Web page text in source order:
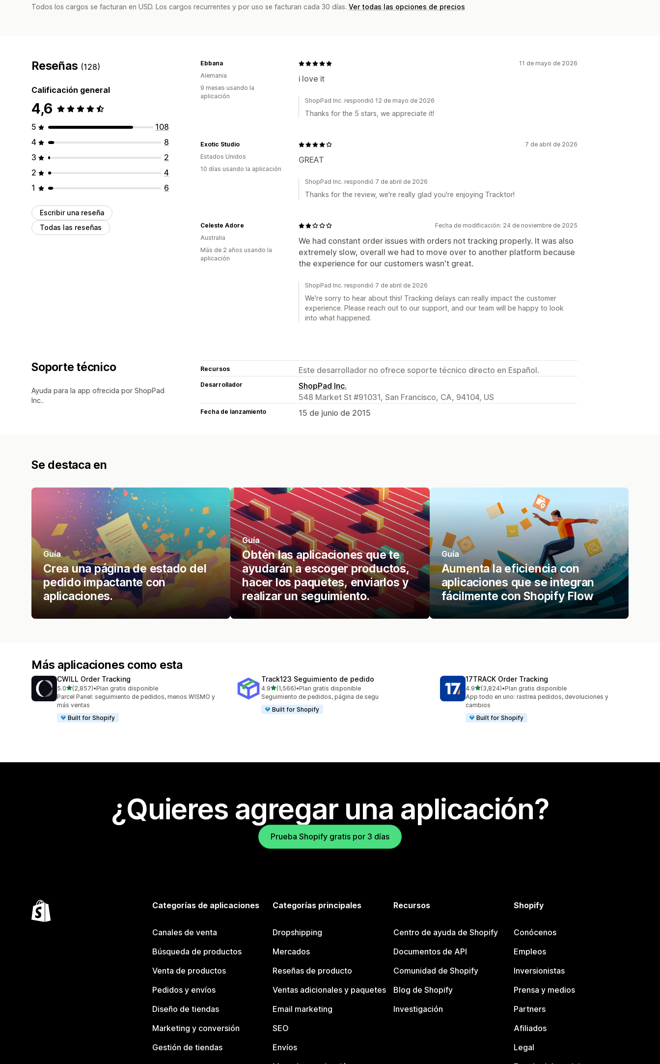
Todos los cargos se facturan en USD. Los cargos recurrentes y por uso se facturan cada 30 días. Ver todas las opciones de precios
Reseñas (128)
Calificación general
4,6
5
108
4
8
3
2
2
4
1
6
Escribir una reseña
Todas las reseñas
11 de mayo de 2026
i love it
Ebbana
Alemania
9 meses usando la
aplicación
ShopPad Inc. respondió 12 de mayo de 2026
Thanks for the 5 stars, we appreciate it!
7 de abril de 2026
GREAT
Exotic Studio
Estados Unidos
10 días usando la aplicación
ShopPad Inc. respondió 7 de abril de 2026
Thanks for the review, we're really glad you're enjoying Tracktor!
Fecha de modificación: 24 de noviembre de 2025
We had constant order issues with orders not tracking properly. It was also
extremely slow, overall we had to move over to another platform because
the experience for our customers wasn't great.
Celeste Adore
Australia
Más de 2 años usando la
aplicación
ShopPad Inc. respondió 7 de abril de 2026
We're sorry to hear about this! Tracking delays can really impact the customer
experience. Please reach out to our support, and our team will be happy to look
into what happened.
Soporte técnico
Ayuda para la app ofrecida por ShopPad
Inc..
Recursos Este desarrollador no ofrece soporte técnico directo en Español.
Desarrollador
ShopPad Inc.
548 Market St #91031, San Francisco, CA, 94104, US
Fecha de lanzamiento 15 de junio de 2015
Se destaca en
Guía
Crea una página de estado del
pedido impactante con
aplicaciones.
Guía
Obtén las aplicaciones que te
ayudarán a escoger productos,
hacer los paquetes, enviarlos y
realizar un seguimiento.
Guía
Aumenta la eficiencia con
aplicaciones que se integran
fácilmente con Shopify Flow
Más aplicaciones como esta
CWILL Order Tracking
5.0de 5 estrellas
(2,857)
2857 reseñas en total
•Plan gratis disponible
Parcel Panel: seguimiento de pedidos, menos WISMO y
más ventas
Built for Shopify
Track123 Seguimiento de pedido
4.9de 5 estrellas
(1,566)
1566 reseñas en total
•Plan gratis disponible
Seguimiento de pedidos, página de segu
Built for Shopify
17TRACK Order Tracking
4.9de 5 estrellas
(3,824)
3824 reseñas en total
•Plan gratis disponible
App todo en uno: rastrea pedidos, devoluciones y
cambios
Built for Shopify
¿Quieres agregar una aplicación?
Prueba Shopify gratis por 3 días
Categorías de aplicaciones
Canales de venta
Búsqueda de productos
Venta de productos
Pedidos y envíos
Diseño de tiendas
Marketing y conversión
Gestión de tiendas
Categorías principales
Dropshipping
Mercados
Reseñas de producto
Ventas adicionales y paquetes
Email marketing
SEO
Envíos
Recursos
Centro de ayuda de Shopify
Documentos de API
Comunidad de Shopify
Blog de Shopify
Investigación
Shopify
Conócenos
Empleos
Inversionistas
Prensa y medios
Partners
Afiliados
Legal